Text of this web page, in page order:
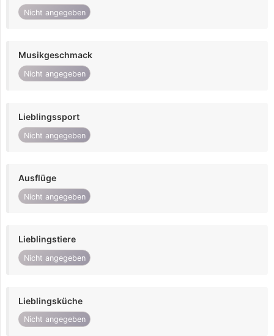
Nicht angegeben
Musikgeschmack
Nicht angegeben
Lieblingssport
Nicht angegeben
Ausflüge
Nicht angegeben
Lieblingstiere
Nicht angegeben
Lieblingsküche
Nicht angegeben